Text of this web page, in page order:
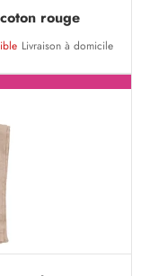
rouge
Livraison à domicile